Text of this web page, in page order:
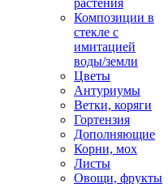
растения
Композиции в
стекле с
имитацией
воды/земли
Цветы
Антуриумы
Ветки, коряги
Гортензия
Дополняющие
Корни, мох
Листы
Овощи, фрукты